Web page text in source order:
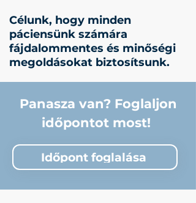
Célunk, hogy minden
páciensünk számára
fájdalommentes és minőségi
megoldásokat biztosítsunk.
Panasza van? Foglaljon
időpontot most!
Időpont foglalása